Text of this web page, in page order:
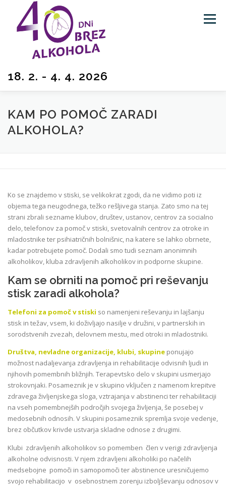
vsebino
18. 2. - 4. 4. 2026
Meni
O AKCIJI KAKO SODELUJEM ZGODBE
KAM PO POMOČ ZARADI
ALKOHOLA?
Ko se znajdemo v stiski, se velikokrat zgodi, da ne vidimo poti iz
objema tega neugodnega, težko rešljivega stanja. Zato smo na tej
strani zbrali sezname klubov, društev, ustanov, centrov za socialno
delo, telefonov za pomoč v stiski, svetovalnih centrov za otroke in
mladostnike ter psihiatričnih bolnišnic, na katere se lahko obrnete,
kadar potrebujete pomoč. Dodali smo tudi seznam anonimnih
alkoholikov, kluba zdravljenih alkoholikov in podporne skupine.
Kam se obrniti na pomoč pri reševanju
stisk zaradi alkohola?
Telefoni za pomoč v stiski so namenjeni reševanju in lajšanju
stisk in težav, vsem, ki doživljajo nasilje v družini, v partnerskih in
sorodstvenih zvezah, delovnem mestu, med otroki in mladostniki.
Društva, nevladne organizacije, klubi, skupine ponujajo
možnost nadaljevanja zdravljenja in rehabilitacije odvisnih ljudi in
njihovih pomembnih bližnjih. Terapevtsko delo v skupini usmerjajo
strokovnjaki. Posameznik je v skupino vključen z namenom krepitve
zdravega življenjskega sloga, vztrajanja v abstinenci ter rehabilitaciji
na vseh pomembnejših področjih svojega življenja, še posebej v
medosebnih odnosih. V skupini posameznik spremlja svoje vedenje,
brez občutkov krivde ustvarja skladne odnose z drugimi.
Klubi zdravljenih alkoholikov so pomemben člen v verigi zdravljenja
alkoholne odvisnosti. V njem zdravljeni alkoholiki po načelih
medsebojne pomoči in samopomoči ter abstinence uresničujemo
svojo rehabilitacijo v osebnostnem zorenju izboljševanju odnosov v